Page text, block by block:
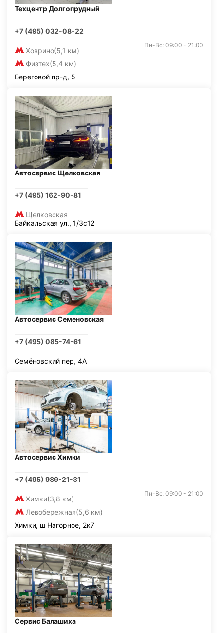
Техцентр Долгопрудный
+7 (495) 032-08-22
Ховрино(5,1 км)
Физтех(5,4 км)
Пн-Вс: 09:00 - 21:00
Береговой пр-д, 5
Автосервис Щелковская
+7 (495) 162-90-81
Щелковская
Байкальская ул., 1/3с12
Автосервис Семеновская
+7 (495) 085-74-61
Семёновский пер, 4А
Автосервис Химки
+7 (495) 989-21-31
Химки(3,8 км)
Левобережная(5,6 км)
Пн-Вс: 09:00 - 21:00
Химки, ш Нагорное, 2к7
Сервис Балашиха